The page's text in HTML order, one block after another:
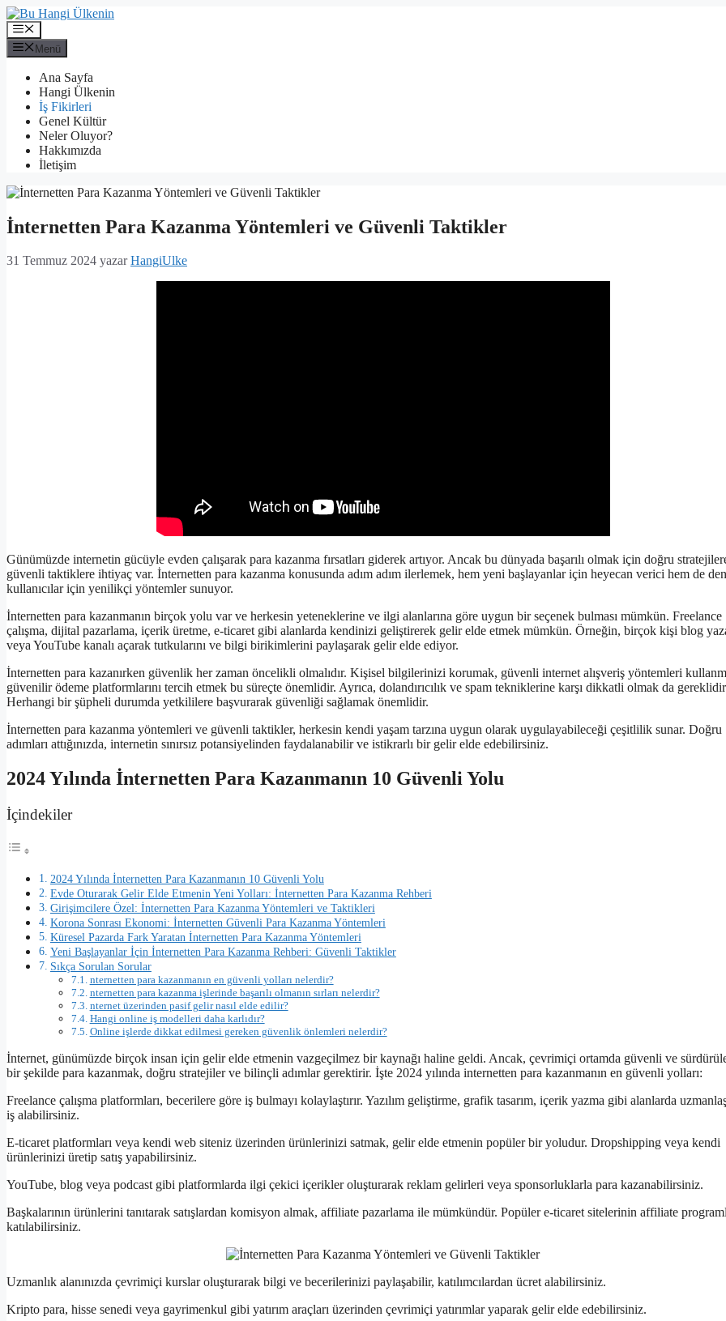
İçeriğe
atla
Menü
Menü
Ana Sayfa
Hangi Ülkenin
İş Fikirleri
Genel Kültür
Neler Oluyor?
Hakkımızda
İletişim
İnternetten Para Kazanma Yöntemleri ve Güvenli Taktikler
31 Temmuz 2024 yazarHangiUlke
Günümüzde internetin gücüyle evden çalışarak para kazanma fırsatları giderek artıyor. Ancak bu dünyada başarılı olmak için doğru
güvenli taktiklere ihtiyaç var. İnternetten para kazanma konusunda adım adım ilerlemek, hem yeni başlayanlar için heyecan verici hem de
kullanıcılar için yenilikçi yöntemler sunuyor.
İnternetten para kazanmanın birçok yolu var ve herkesin yeteneklerine ve ilgi alanlarına göre uygun bir seçenek bulması mümkün. Freelance
çalışma, dijital pazarlama, içerik üretme, e-ticaret gibi alanlarda kendinizi geliştirerek gelir elde etmek mümkün. Örneğin, birçok kişi blog
veya YouTube kanalı açarak tutkularını ve bilgi birikimlerini paylaşarak gelir elde ediyor.
İnternetten para kazanırken güvenlik her zaman öncelikli olmalıdır. Kişisel bilgilerinizi korumak, güvenli internet alışveriş yöntemleri
güvenilir ödeme platformlarını tercih etmek bu süreçte önemlidir. Ayrıca, dolandırıcılık ve spam tekniklerine karşı dikkatli olmak da
Herhangi bir şüpheli durumda yetkililere başvurarak güvenliği sağlamak önemlidir.
İnternetten para kazanma yöntemleri ve güvenli taktikler, herkesin kendi yaşam tarzına uygun olarak uygulayabileceği çeşitlilik sunar. Doğru
adımları attığınızda, internetin sınırsız potansiyelinden faydalanabilir ve istikrarlı bir gelir elde edebilirsiniz.
2024 Yılında İnternetten Para Kazanmanın 10 Güvenli Yolu
İçindekiler
2024 Yılında İnternetten Para Kazanmanın 10 Güvenli Yolu
Evde Oturarak Gelir Elde Etmenin Yeni Yolları: İnternetten Para Kazanma Rehberi
Girişimcilere Özel: İnternetten Para Kazanma Yöntemleri ve Taktikleri
Korona Sonrası Ekonomi: İnternetten Güvenli Para Kazanma Yöntemleri
Küresel Pazarda Fark Yaratan İnternetten Para Kazanma Yöntemleri
Yeni Başlayanlar İçin İnternetten Para Kazanma Rehberi: Güvenli Taktikler
Sıkça Sorulan Sorular
nternetten para kazanmanın en güvenli yolları nelerdir?
nternetten para kazanma işlerinde başarılı olmanın sırları nelerdir?
nternet üzerinden pasif gelir nasıl elde edilir?
Hangi online iş modelleri daha karlıdır?
Online işlerde dikkat edilmesi gereken güvenlik önlemleri nelerdir?
İnternet, günümüzde birçok insan için gelir elde etmenin vazgeçilmez bir kaynağı haline geldi. Ancak, çevrimiçi ortamda güvenli ve
bir şekilde para kazanmak, doğru stratejiler ve bilinçli adımlar gerektirir. İşte 2024 yılında internetten para kazanmanın en güvenli yolları:
Freelance çalışma platformları, becerilere göre iş bulmayı kolaylaştırır. Yazılım geliştirme, grafik tasarım, içerik yazma gibi alanlarda
iş alabilirsiniz.
E-ticaret platformları veya kendi web siteniz üzerinden ürünlerinizi satmak, gelir elde etmenin popüler bir yoludur. Dropshipping veya kendi
ürünlerinizi üretip satış yapabilirsiniz.
YouTube, blog veya podcast gibi platformlarda ilgi çekici içerikler oluşturarak reklam gelirleri veya sponsorluklarla para kazanabilirsiniz.
Başkalarının ürünlerini tanıtarak satışlardan komisyon almak, affiliate pazarlama ile mümkündür. Popüler e-ticaret sitelerinin affiliate
katılabilirsiniz.
Uzmanlık alanınızda çevrimiçi kurslar oluşturarak bilgi ve becerilerinizi paylaşabilir, katılımcılardan ücret alabilirsiniz.
Kripto para, hisse senedi veya gayrimenkul gibi yatırım araçları üzerinden çevrimiçi yatırımlar yaparak gelir elde edebilirsiniz.